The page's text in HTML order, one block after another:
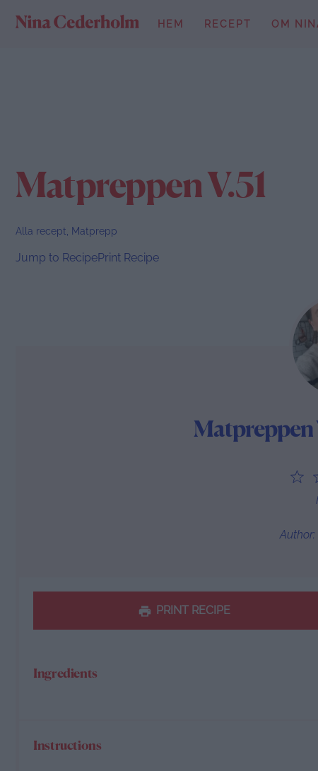
HEM
RECEPT OM
Matpreppen V.51
Alla recept Matprepp
Jump to RecipePrint Recipe
Matpreppen
Author:
PRINT RECIPE
Ingredients
Instructions